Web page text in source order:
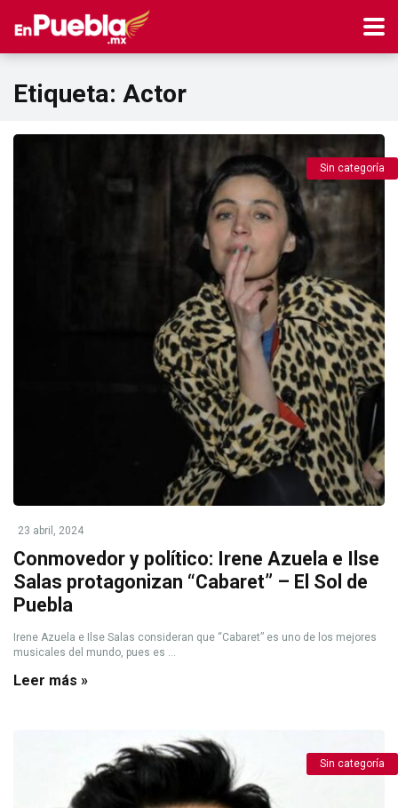
Etiqueta: Actor
Sin categoría
23 abril, 2024
Conmovedor y político: Irene Azuela e Ilse
Salas protagonizan “Cabaret” – El Sol de
Puebla
Irene Azuela e Ilse Salas consideran que “Cabaret” es uno de los mejores
musicales del mundo, pues es ...
Leer más »
Sin categoría